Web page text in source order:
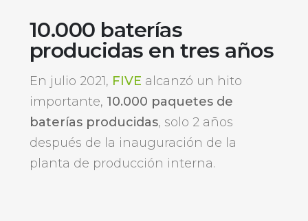
10.000 baterías
producidas en tres años
En julio 2021, FIVE alcanzó un hito
importante, 10.000 paquetes de
baterías producidas, solo 2 años
después de la inauguración de la
planta de producción interna.